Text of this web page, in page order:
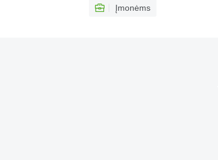
Įmonėms